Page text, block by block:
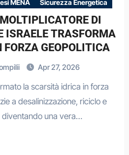
MENA Sicurezza Energetica
DI
ISRAELE TRASFORMA
GEOPOLITICA
Apr 27, 2026
la scarsità idrica in forza
a desalinizzazione, riciclo e
diventando una vera…